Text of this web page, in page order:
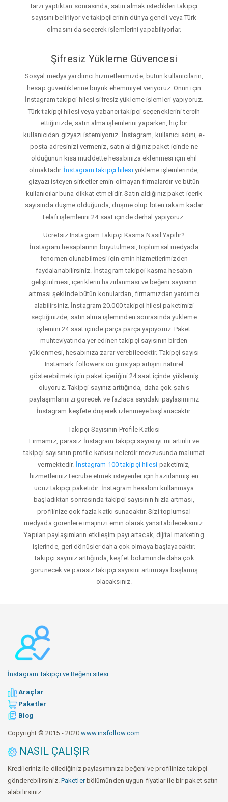
tarzı yaptıktan sonrasında, satın almak istedikleri takipçi
sayısını belirliyor ve takipçilerinin dünya geneli veya Türk
olmasını da seçerek işlemlerini yapabiliyorlar.
Şifresiz Yükleme Güvencesi
Sosyal medya yardımcı hizmetlerimizde, bütün kullanıcıların,
hesap güvenliklerine büyük ehemmiyet veriyoruz. Onun için
İnstagram takipçi hilesi şifresiz yükleme işlemleri yapıyoruz.
Türk takipçi hilesi veya yabancı takipçi seçeneklerini tercih
ettiğinizde, satın alma işlemlerini yaparken, hiç bir
kullanıcıdan gizyazı istemiyoruz. İnstagram, kullanıcı adını, e-
posta adresinizi vermeniz, satın aldığınız paket içinde ne
olduğunun kısa müddette hesabınıza eklenmesi için ehil
olmaktadır. İnstagram takipçi hilesiyükleme işlemlerinde,
gizyazı isteyen şirketler emin olmayan firmalardır ve bütün
kullanıcılar buna dikkat etmelidir. Satın aldığınız paket içerik
sayısında düşme olduğunda, düşme olup biten rakam kadar
telafi işlemlerini 24 saat içinde derhal yapıyoruz.
Ücretsiz Instagram Takipçi Kasma Nasıl Yapılır?
İnstagram hesaplarının büyütülmesi, toplumsal medyada
fenomen olunabilmesi için emin hizmetlerimizden
faydalanabilirsiniz. İnstagram takipçi kasma hesabın
geliştirilmesi, içeriklerin hazırlanması ve beğeni sayısının
artması şeklinde bütün konulardan, firmamızdan yardımcı
alabilirsiniz. İnstagram 20.000 takipçi hilesi paketimizi
seçtiğinizde, satın alma işleminden sonrasında yükleme
işlemini 24 saat içinde parça parça yapıyoruz. Paket
muhteviyatında yer edinen takipçi sayısının birden
yüklenmesi, hesabınıza zarar verebilecektir. Takipçi sayısı
Instamark followers on giris yap artışını naturel
gösterebilmek için paket içeriğini 24 saat içinde yüklemiş
oluyoruz. Takipçi sayınız arttığında, daha çok şahıs
paylaşımlarınızı görecek ve fazlaca sayıdaki paylaşımınız
İnstagram keşfete düşerek izlenmeye başlanacaktır.
Takipçi Sayısının Profile Katkısı
Firmamız, parasız İnstagram takipçi sayısı iyi mi artırılır ve
takipçi sayısının profile katkısı nelerdir mevzusunda malumat
vermektedir. İnstagram 100 takipçi hilesi paketimiz,
hizmetleriniz tecrübe etmek isteyenler için hazırlanmış en
ucuz takipçi paketidir. İnstagram hesabını kullanmaya
başladıktan sonrasında takipçi sayısının hızla artması,
profilinize çok fazla katkı sunacaktır. Sizi toplumsal
medyada görenlere imajınızı emin olarak yansıtabileceksiniz.
Yapılan paylaşımların etkileşim payı artacak, dijital marketing
işlerinde, geri dönüşler daha çok olmaya başlayacaktır.
Takipçi sayınız arttığında, keşfet bölümünde daha çok
görünecek ve parasız takipçi sayısını artırmaya başlamış
olacaksınız.
İnstagram Takipçi ve Beğeni sitesi
Araçlar
Paketler
Blog
Copyright © 2015 - 2020www.insfollow.com
NASIL ÇALIŞIR
Kredileriniz ile dilediğiniz paylaşımınıza beğeni ve profilinize takipçi
gönderebilirsiniz. Paketlerbölümünden uygun fiyatlar ile bir paket satın
alabilirsiniz.